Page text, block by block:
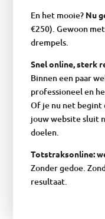
En het mooie? Nu
€250). Gewoon
drempels.
Snel online, sterk
Binnen een paar
professioneel en
Of je nu net begint
jouw website sluit
doelen.
Totstraksonline:
Zonder gedoe.
resultaat.